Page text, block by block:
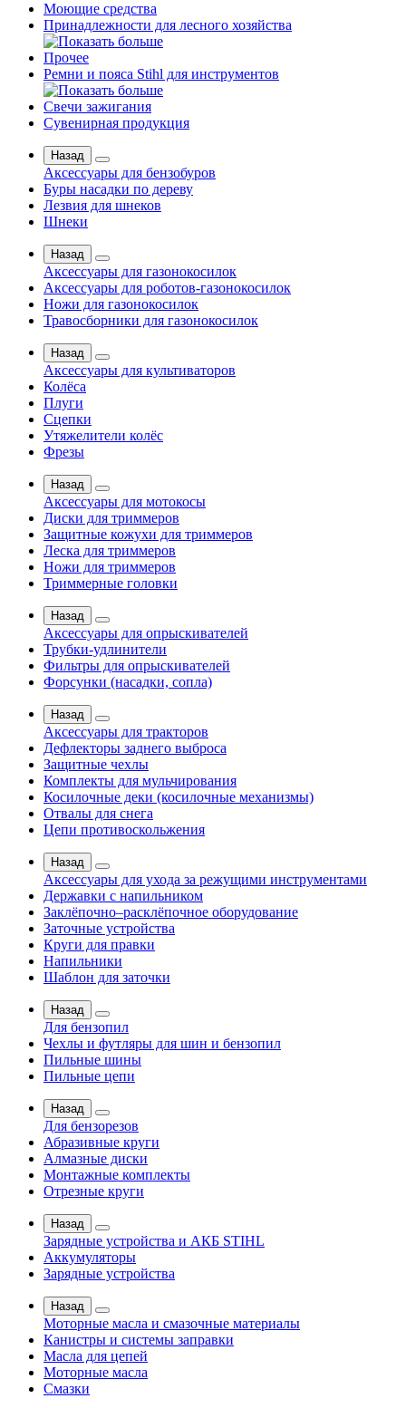
Моющие средства
Принадлежности для лесного хозяйства
Прочее
Ремни и пояса Stihl для инструментов
Свечи зажигания
Сувенирная продукция
Назад
Аксессуары для бензобуров
Буры насадки по дереву
Лезвия для шнеков
Шнеки
Назад
Аксессуары для газонокосилок
Аксессуары для роботов-газонокосилок
Ножи для газонокосилок
Травосборники для газонокосилок
Назад
Аксессуары для культиваторов
Колёса
Плуги
Сцепки
Утяжелители колёс
Фрезы
Назад
Аксессуары для мотокосы
Диски для триммеров
Защитные кожухи для триммеров
Леска для триммеров
Ножи для триммеров
Триммерные головки
Назад
Аксессуары для опрыскивателей
Трубки-удлинители
Фильтры для опрыскивателей
Форсунки (насадки, сопла)
Назад
Аксессуары для тракторов
Дефлекторы заднего выброса
Защитные чехлы
Комплекты для мульчирования
Косилочные деки (косилочные механизмы)
Отвалы для снега
Цепи противоскольжения
Назад
Аксессуары для ухода за режущими инструментами
Державки с напильником
Заклёпочно–расклёпочное оборудование
Заточные устройства
Круги для правки
Напильники
Шаблон для заточки
Назад
Для бензопил
Чехлы и футляры для шин и бензопил
Пильные шины
Пильные цепи
Назад
Для бензорезов
Абразивные круги
Алмазные диски
Монтажные комплекты
Отрезные круги
Назад
Зарядные устройства и АКБ STIHL
Аккумуляторы
Зарядные устройства
Назад
Моторные масла и смазочные материалы
Канистры и системы заправки
Масла для цепей
Моторные масла
Смазки